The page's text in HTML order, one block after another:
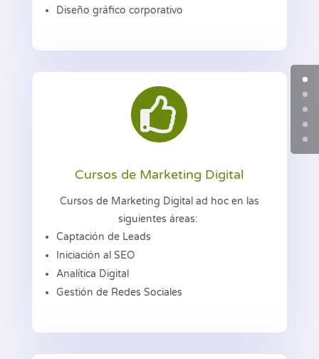
Diseño gráfico corporativo

Cursos de Marketing Digital
Cursos de Marketing Digital ad hoc en las
siguientes áreas:
Captación de Leads
Iniciación al SEO
Analítica Digital
Gestión de Redes Sociales